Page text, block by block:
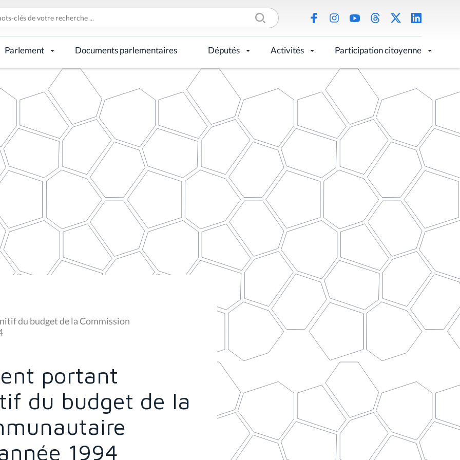
Parlement Documents parlementaires Députés Activités Participation citoyenne
du budget de la Commission
portant
du budget de la
1994